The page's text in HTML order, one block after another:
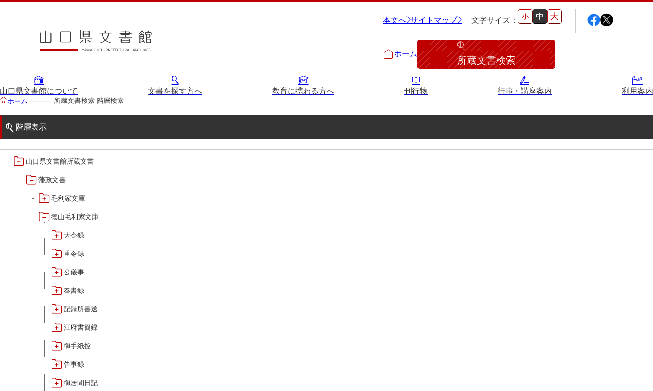
本文へ サイトマップ 文字サイズ： 小 中 大
ホーム
所蔵文書検索
山口県文書館について 文書を探す方へ 教育に携わる方へ 刊行物 行事・講座案内 利用案内
ホーム 所蔵文書検索 階層検索
階層表示
山口県文書館所蔵文書
藩政文書
毛利家文庫
徳山毛利家文庫
大令録
重令録
公儀事
奉書録
記録所書送
江府書簡録
御手紙控
告事録
御居間日記